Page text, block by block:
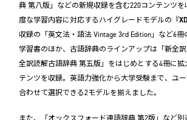
典 第八版」などの新規収録を含む220コンテンツ
度な学習内容に対応するハイグレードモデルの『
収録の「英文法・語法 Vintage 3rd Edition」など6
学習書のほか、古語辞典のラインアップは「新全
全訳読解古語辞典 第五版」をはじめとする4冊に拡
テンツを収録。英語力強化から大学受験まで、ユ
合わせて選択できる2モデルを揃えました。